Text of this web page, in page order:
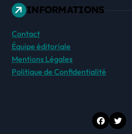
INFORMATIONS
Contact
Équipe éditoriale
Mentions Légales
Politique de Confidentialité